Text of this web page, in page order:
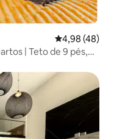
4,98 de uma
4,98 (48)
| Teto de 9 pés,